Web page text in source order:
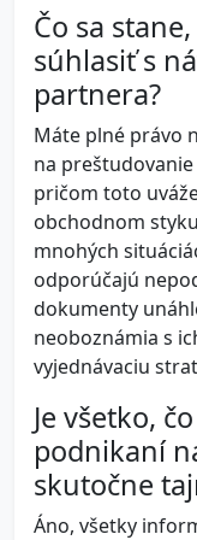
Čo sa
súhlasiť s
partnera?
Máte plné právo
na
pričom toto
obchodnom
mnohých
odporúčajú
dokumenty
neoboznámia s
vyjednávaciu
Je všetko,
podnikaní
skutočne
Áno, všetky